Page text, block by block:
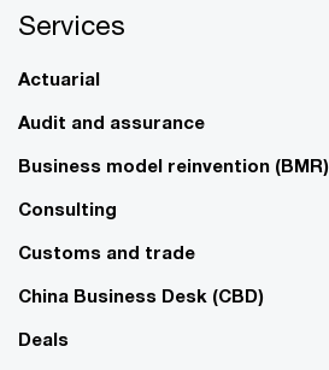
Services
Actuarial
Audit and assurance
Business model reinvention (BMR)
Consulting
Customs and trade
China Business Desk (CBD)
Deals